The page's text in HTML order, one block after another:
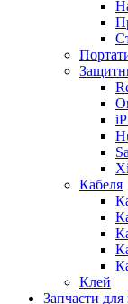
Кабеля
Клей
Запчасти для